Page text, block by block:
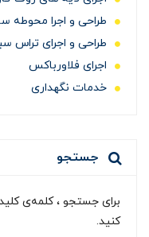
طراحی و اجرا محوطه
طراحی و اجرای تراس
اجرای فلاورباکس
خدمات نگهداری
جستجو
برای جستجو ، کلمه‌ی
کنید.